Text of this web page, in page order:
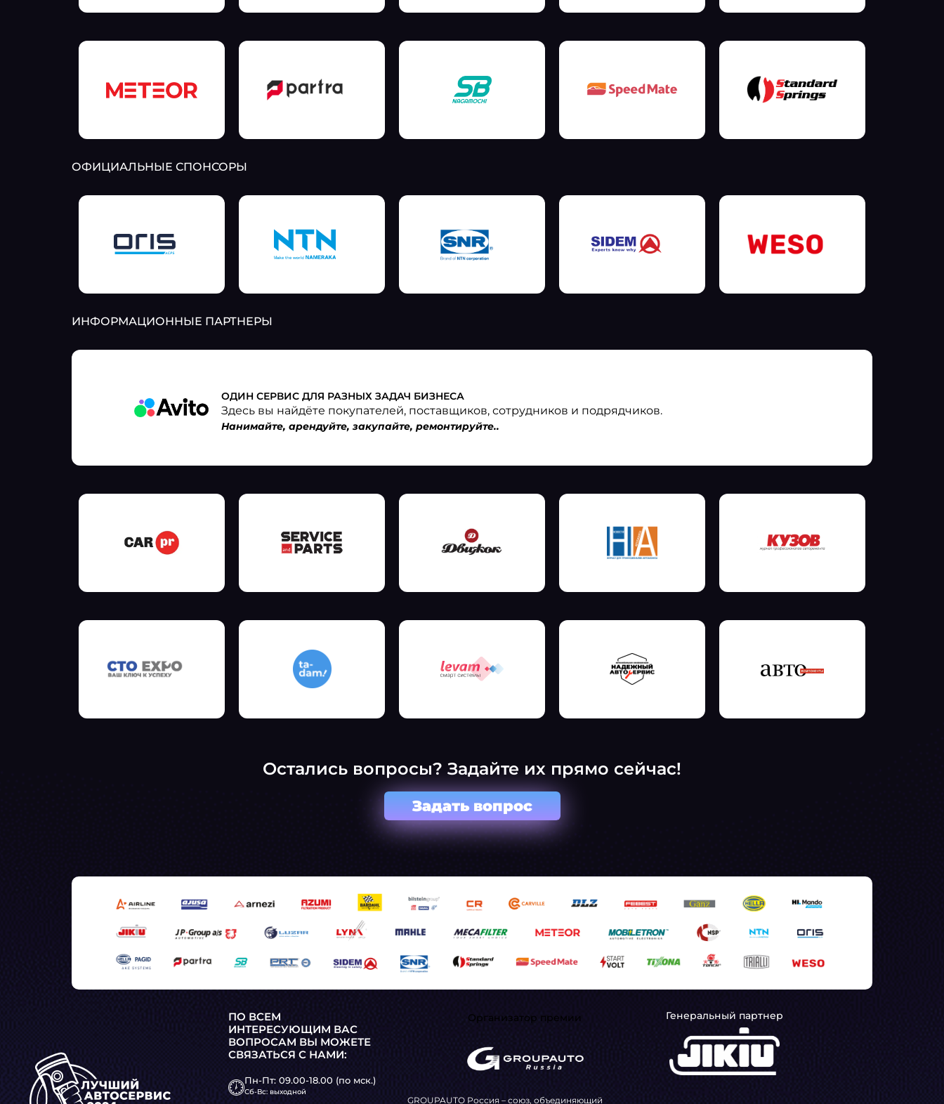
ОФИЦИАЛЬНЫЕ СПОНСОРЫ
ИНФОРМАЦИОННЫЕ ПАРТНЕРЫ
ОДИН СЕРВИС ДЛЯ РАЗНЫХ ЗАДАЧ БИЗНЕСА
Здесь вы найдёте покупателей, поставщиков, сотрудников и подрядчиков.
Нанимайте, арендуйте, закупайте, ремонтируйте..
Остались вопросы? Задайте их прямо сейчас!
Задать вопрос
ПО ВСЕМ
ИНТЕРЕСУЮЩИМ ВАС
ВОПРОСАМ ВЫ МОЖЕТЕ
СВЯЗАТЬСЯ С НАМИ:
Пн-Пт: 09.00-18.00 (по мск.)
Сб-Вс: выходной
Организатор премии
GROUPAUTO Россия – союз, объединяющий
Генеральный партнер